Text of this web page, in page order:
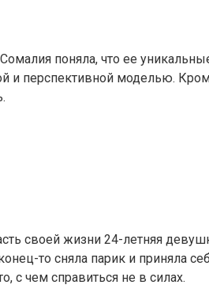
поняла, что ее
и перспективной моделью.
своей жизни 24-летняя
то сняла парик и приняла
с чем справиться не в силах.